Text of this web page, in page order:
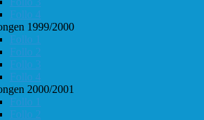
Follo 4
1999/2000
Follo 1
Follo 2
Follo 3
Follo 4
2000/2001
Follo 1
Follo 2